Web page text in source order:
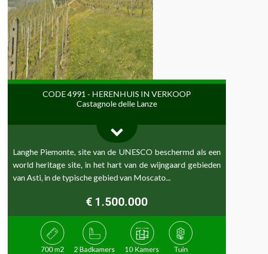
CODE 4991 - HERENHUIS IN VERKOOP
Castagnole delle Lanze
Langhe Piemonte, site van de UNESCO beschermd als een
world heritage site, in het hart van de wijngaard gebieden
van Asti, in de typische gebied van Moscato...
€ 1.500.000
700 m2 2 Badkamers 10 Kamers Tuin